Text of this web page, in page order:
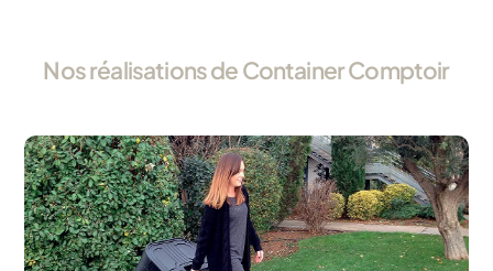
Nos réalisations de Container Comptoir